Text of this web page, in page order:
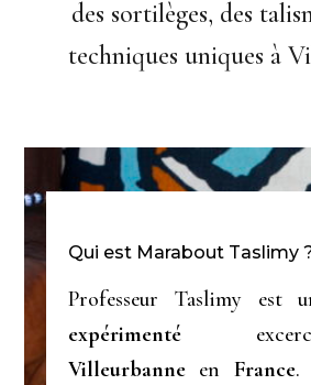
des sortilèges, des
techniques uniques à
Qui est Marabout Taslimy
Professeur Taslimy est
expérimenté
Villeurbanne en France.